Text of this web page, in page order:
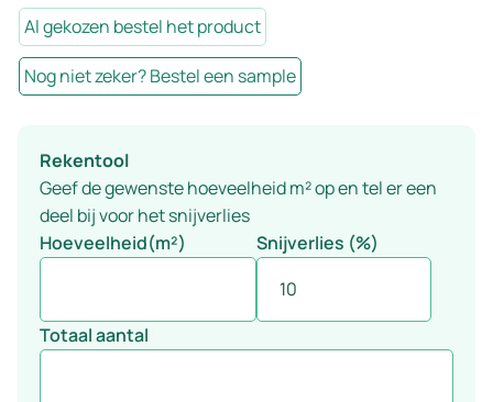
Al gekozen bestel het product
Nog niet zeker? Bestel een sample
Rekentool
Geef de gewenste hoeveelheid m² op en tel er een
deel bij voor het snijverlies
Hoeveelheid(m²)
Snijverlies (%)
Totaal aantal